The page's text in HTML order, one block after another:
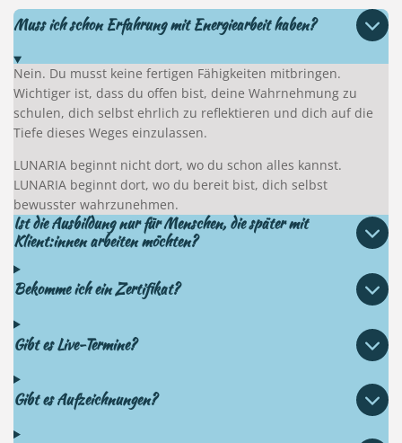
Muss ich schon Erfahrung mit Energiearbeit haben?
Nein. Du musst keine fertigen Fähigkeiten mitbringen.
Wichtiger ist, dass du offen bist, deine Wahrnehmung zu
schulen, dich selbst ehrlich zu reflektieren und dich auf die
Tiefe dieses Weges einzulassen.
LUNARIA beginnt nicht dort, wo du schon alles kannst.
LUNARIA beginnt dort, wo du bereit bist, dich selbst
bewusster wahrzunehmen.
Ist die Ausbildung nur für Menschen, die später mit
Klient:innen arbeiten möchten?
Bekomme ich ein Zertifikat?
Gibt es Live-Termine?
Gibt es Aufzeichnungen?